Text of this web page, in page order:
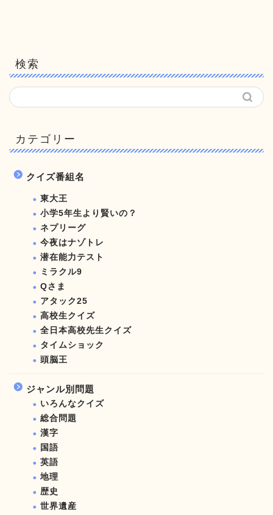
検索
カテゴリー
クイズ番組名
東大王
小学5年生より賢いの？
ネプリーグ
今夜はナゾトレ
潜在能力テスト
ミラクル9
Qさま
アタック25
高校生クイズ
全日本高校先生クイズ
タイムショック
頭脳王
ジャンル別問題
いろんなクイズ
総合問題
漢字
国語
英語
地理
歴史
世界遺産